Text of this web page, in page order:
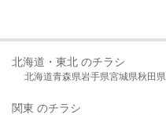
北海道・東北 のチラシ
北海道青森県岩手県宮城県秋田県
関東 のチラシ